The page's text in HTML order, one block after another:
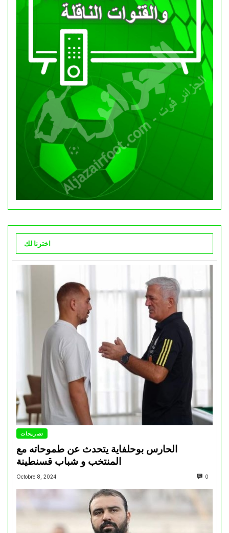
اخترنا لك
تصريحات
الحارس بوحلفاية يتحدث عن طموحاته مع
المنتخب و شباب قسنطينة
Octobre 8, 2024 0